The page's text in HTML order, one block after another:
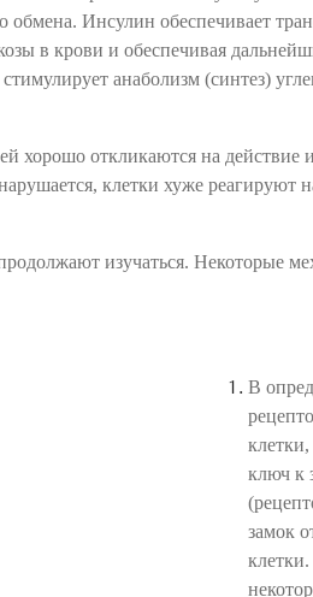
обмена. Инсулин обеспечивает
в крови и обеспечивая
анаболизм (синтез)
хорошо откликаются на действие
клетки хуже реагируют
изучаться. Некоторые
В
ключ к
замок